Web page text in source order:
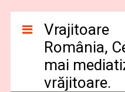
Vrajitoare
România,
mai
vrăjitoare.